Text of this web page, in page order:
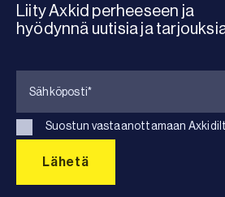
Liity Axkid perheeseen ja
hyödynnä uutisia ja
Suostun vastaanottamaan